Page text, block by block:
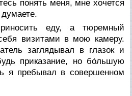
понять меня, мне хочется
еду, а тюремный
визитами в мою камеру.
заглядывал в глазок и
приказание, но бо́льшую
я пребывал в совершенном